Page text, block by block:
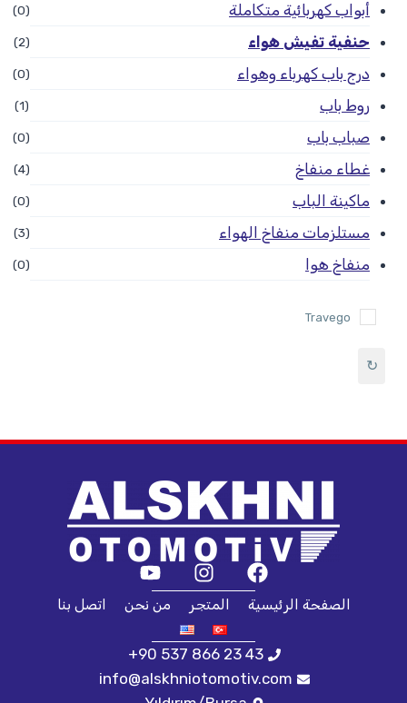
أبواب كهربائية متكاملة (0)
حنفية تفيش هواء (2)
درج باب كهرباء وهواء (0)
روط باب (1)
صباب باب (0)
غطاء منفاخ (4)
ماكينة الباب (0)
مستلزمات منفاخ الهواء (3)
منفاخ هوا (0)
Travego
↻
الصفحة الرئيسية المتجر من نحن اتصل بنا
+90 537 866 23 43
info@alskhniotomotiv.com